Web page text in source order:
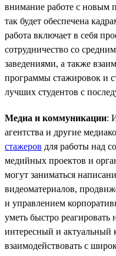
внимание работе с новым
так будет обеспечена
работа включает в себя
сотрудничество со
заведениями, а также
программы стажировок и
лучших студентов с
Медиа и коммуникации:
агентства и другие
стажеров для работы над
медийных проектов и
могут заниматься
видеоматериалов,
и управлением
уметь быстро реагировать
интересный и актуальный
взаимодействовать с